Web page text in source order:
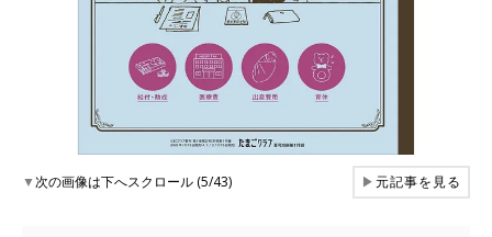
▼次の画像は下へスクロール (5/43) ▶元記事を見る